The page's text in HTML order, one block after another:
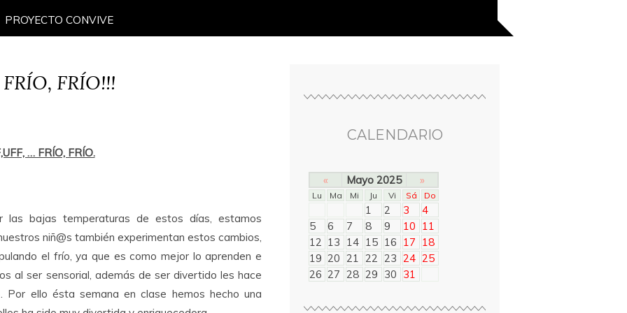
PROYECTO CONVIVE
FRÍO, FRÍO!!!
… FRÍO, FRÍO.
las bajas temperaturas de estos días, estamos
niñ@s también experimentan estos cambios,
el frío, ya que es como mejor lo aprenden e
al ser sensorial, además de ser divertido les hace
ello ésta semana en clase hemos hecho una
CALENDARIO
« Mayo 2025 »
Lu Ma Mi Ju Vi Sá Do
1 2 3
4
5
6 7 8 9 10 11
12 13 14 15 16 17 18
19 20 21 22 23 24 25
26 27 28 29 30 31